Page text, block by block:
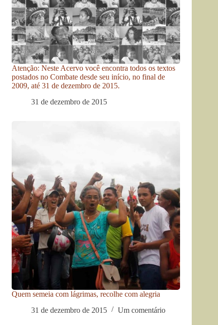
Atenção: Neste Acervo você encontra todos os textos
postados no Combate desde seu início, no final de
2009, até 31 de dezembro de 2015.
31 de dezembro de 2015
Quem semeia com lágrimas, recolhe com alegria
31 de dezembro de 2015
Um comentário